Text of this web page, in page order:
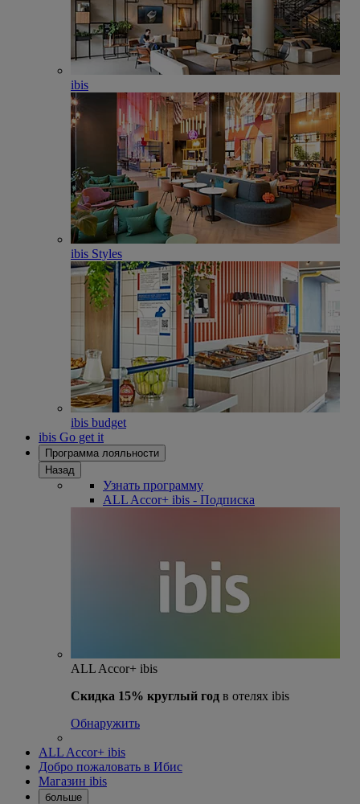
ibis
ibis Styles
ibis budget
ibis Go get it
Программа лояльности
Назад
Узнать программу
ALL Accor+ ibis - Подписка
ALL Accor+ ibis
Скидка 15% круглый год в отелях ibis
Обнаружить
ALL Accor+ ibis
Добро пожаловать в Ибис
Магазин ibis
больше